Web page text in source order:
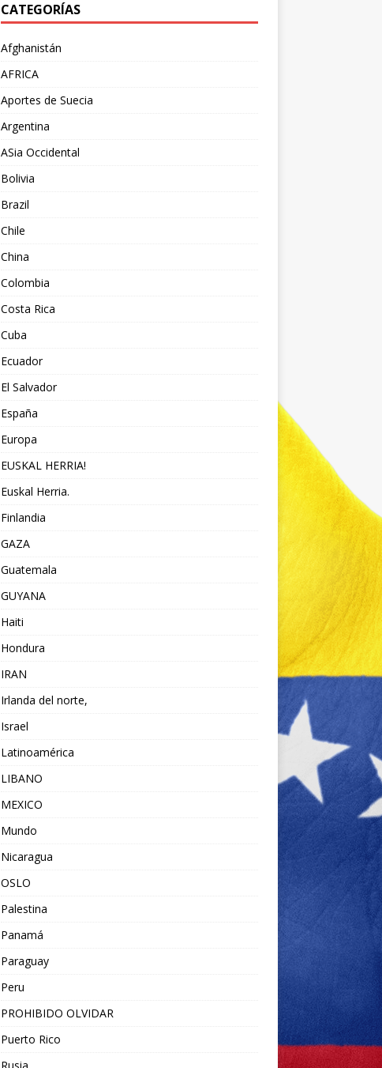
CATEGORÍAS
Afghanistán
AFRICA
Aportes de Suecia
Argentina
ASia Occidental
Bolivia
Brazil
Chile
China
Colombia
Costa Rica
Cuba
Ecuador
El Salvador
España
Europa
EUSKAL HERRIA!
Euskal Herria.
Finlandia
GAZA
Guatemala
GUYANA
Haiti
Hondura
IRAN
Irlanda del norte,
Israel
Latinoamérica
LIBANO
MEXICO
Mundo
Nicaragua
OSLO
Palestina
Panamá
Paraguay
Peru
PROHIBIDO OLVIDAR
Puerto Rico